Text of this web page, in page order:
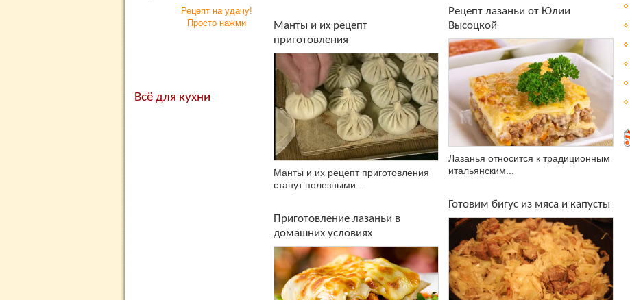
Манты и их рецепт
приготовления
Манты и их рецепт приготовления
станут полезными...
Приготовление лазаньи в
домашних условиях
Рецепт лазаньи от Юлии
Высоцкой
Лазанья относится к традиционным
итальянским...
Готовим бигус из мяса и капусты
Рецепт на удачу!
Просто нажми
Всё для кухни